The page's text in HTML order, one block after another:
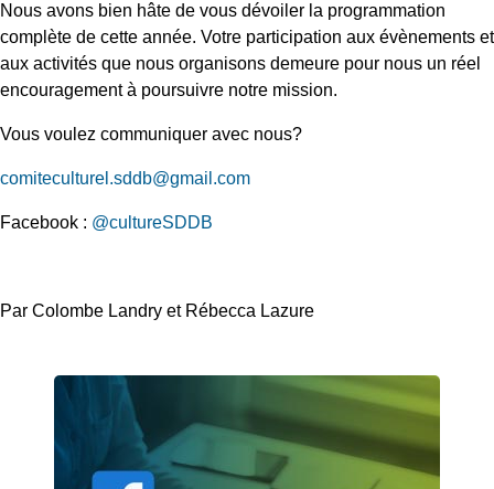
Nous avons bien hâte de vous dévoiler la programmation
complète de cette année. Votre participation aux évènements et
aux activités que nous organisons demeure pour nous un réel
encouragement à poursuivre notre mission.
Vous voulez communiquer avec nous?
comiteculturel.sddb@gmail.com
Facebook : @cultureSDDB
Par Colombe Landry et Rébecca Lazure